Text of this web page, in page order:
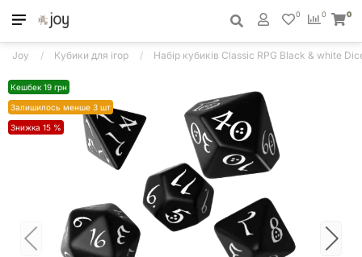
0
0 0
Joy Кубики для ігор Набір кубиків Classic RPG Black & white
Кешбек 19 грн
Залишилось менше 3 шт
Знижка 15 %